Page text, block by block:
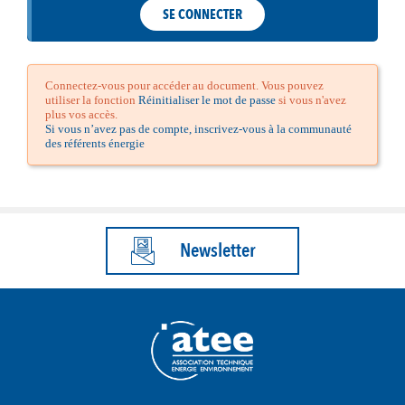
SE CONNECTER
Connectez-vous pour accéder au document. Vous pouvez
utiliser la fonction Réinitialiser le mot de passesi vous n'avez
plus vos accès.
Si vous n’avez pas de compte, inscrivez-vous à la communauté
des référents énergie
Newsletter